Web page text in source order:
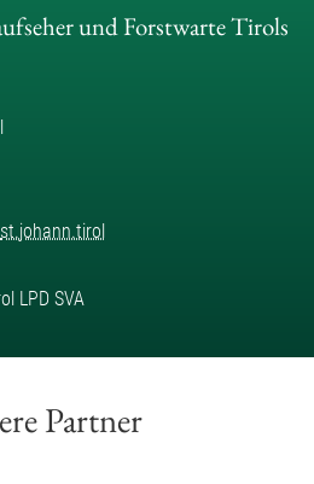
und Forstwarte Tirols
st.johann.tirol
LPD SVA
Partner